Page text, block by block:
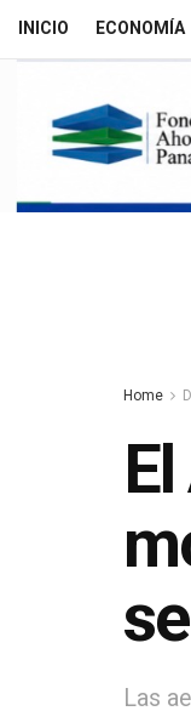
INICIO ECONOMÍA
Home
Las